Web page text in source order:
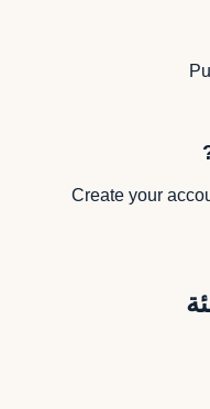
Create your